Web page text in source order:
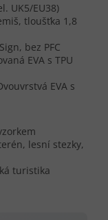
UK5/EU38)
tloušťka 1,8
bez PFC
EVA s TPU
EVA s
lesní stezky,
turistika